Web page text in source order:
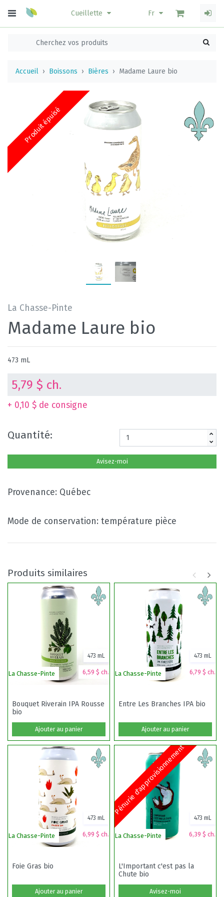
Cueillette Fr
Accueil Boissons Bières Madame Laure bio
Produit épuisé
La Chasse-Pinte
Madame Laure bio
473 mL
5,79 $ ch.
+ 0,10 $ de consigne
Quantité:
Avisez-moi
Provenance: Québec
Mode de conservation: température pièce
Produits similaires
La Chasse-Pinte 6,59 $ ch.
473 mL
Bouquet Riverain IPA Rousse
bio
Ajouter au panier
La Chasse-Pinte 6,79 $ ch.
473 mL
Entre Les Branches IPA bio
Ajouter au panier
La Chasse-Pinte 6,99 $ ch.
473 mL
Foie Gras bio
Ajouter au panier
Pénurie d'approvisionnement
La Chasse-Pinte 6,39 $ ch.
473 mL
L'Important c'est pas la
Chute bio
Avisez-moi